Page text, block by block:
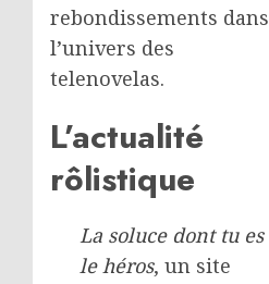
rebondissements dans
l’univers des
telenovelas.
L’actualité
rôlistique
La soluce dont tu es
le héros, un site